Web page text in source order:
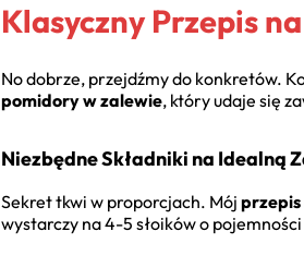
Klasyczny Przepis
No dobrze, przejdźmy do konkretów.
pomidory w zalewie, który udaje się
Niezbędne Składniki na Idealną
Sekret tkwi w proporcjach. Mój
wystarczy na 4-5 słoików o